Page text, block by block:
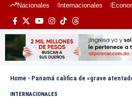
Nacionales Internacionales
Home - Panamá califica de «grave atentado» la
INTERNACIONALES